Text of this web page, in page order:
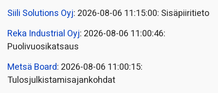
Siili Solutions Oyj: 2026-08-06 11:15:00: Sisäpiiritieto
Reka Industrial Oyj: 2026-08-06 11:00:46:
Puolivuosikatsaus
Metsä Board: 2026-08-06 11:00:15:
Tulosjulkistamisajankohdat